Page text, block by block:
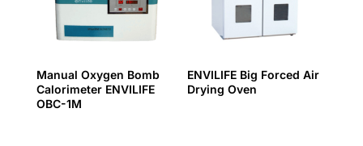
Manual Oxygen Bomb
Calorimeter ENVILIFE
OBC-1M
ENVILIFE Big Forced Air
Drying Oven